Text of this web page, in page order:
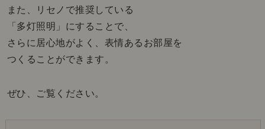
また、リセノで推奨している
「多灯照明」にすることで、
さらに居心地がよく、表情あるお部屋を
つくることができます。
ぜひ、ご覧ください。